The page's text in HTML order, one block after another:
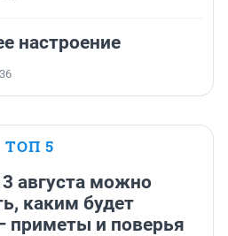
настроение
ТОП 5
августа можно
каким будет
приметы и поверья